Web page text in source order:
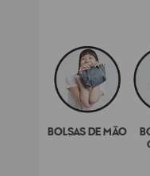
BOLSAS DE MÃO